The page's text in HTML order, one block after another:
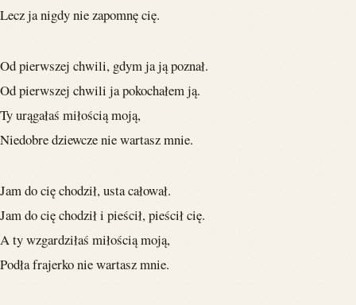
Lecz ja nigdy nie zapomnę cię.
Od pierwszej chwili, gdym ja ją poznał.
Od pierwszej chwili ja pokochałem ją.
Ty urągałaś miłością moją,
Niedobre dziewcze nie wartasz mnie.
Jam do cię chodził, usta całował.
Jam do cię chodził i pieścił, pieścił cię.
A ty wzgardziłaś miłością moją,
Podła frajerko nie wartasz mnie.